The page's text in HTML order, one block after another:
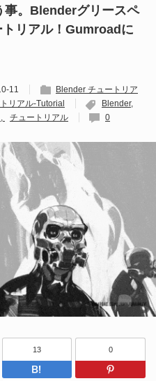
事。Blenderグリースペ
リアル！Gumroadに
11
Blender チュートリア
リアル-Tutorial
Blender
チュートリアル 0
Facebook
13
はてなブッ
0